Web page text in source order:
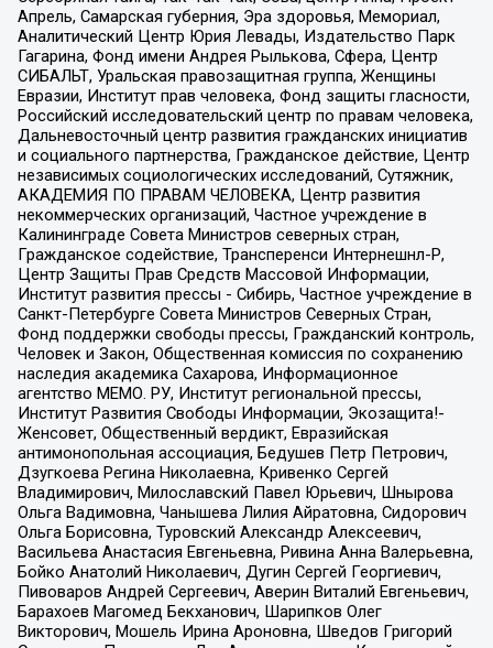
Апрель, Самарская губерния, Эра здоровья, Мемориал,
Аналитический Центр Юрия Левады, Издательство Парк
Гагарина, Фонд имени Андрея Рылькова, Сфера, Центр
СИБАЛЬТ, Уральская правозащитная группа, Женщины
Евразии, Институт прав человека, Фонд защиты гласности,
Российский исследовательский центр по правам человека,
Дальневосточный центр развития гражданских инициатив
и социального партнерства, Гражданское действие, Центр
независимых социологических исследований, Сутяжник,
АКАДЕМИЯ ПО ПРАВАМ ЧЕЛОВЕКА, Центр развития
некоммерческих организаций, Частное учреждение в
Калининграде Совета Министров северных стран,
Гражданское содействие, Трансперенси Интернешнл-Р,
Центр Защиты Прав Средств Массовой Информации,
Институт развития прессы - Сибирь, Частное учреждение в
Санкт-Петербурге Совета Министров Северных Стран,
Фонд поддержки свободы прессы, Гражданский контроль,
Человек и Закон, Общественная комиссия по сохранению
наследия академика Сахарова, Информационное
агентство МЕМО. РУ, Институт региональной прессы,
Институт Развития Свободы Информации, Экозащита!-
Женсовет, Общественный вердикт, Евразийская
антимонопольная ассоциация, Бедушев Петр Петрович,
Дзугкоева Регина Николаевна, Кривенко Сергей
Владимирович, Милославский Павел Юрьевич, Шнырова
Ольга Вадимовна, Чанышева Лилия Айратовна, Сидорович
Ольга Борисовна, Туровский Александр Алексеевич,
Васильева Анастасия Евгеньевна, Ривина Анна Валерьевна,
Бойко Анатолий Николаевич, Дугин Сергей Георгиевич,
Пивоваров Андрей Сергеевич, Аверин Виталий Евгеньевич,
Барахоев Магомед Бекханович, Шарипков Олег
Викторович, Мошель Ирина Ароновна, Шведов Григорий